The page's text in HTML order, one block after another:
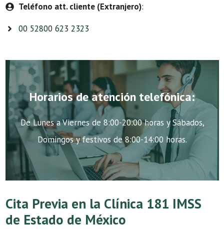
Teléfono att. cliente (Extranjero):
00 52800 623 2323
Horarios de atención telefónica:
De Lunes a Viernes de 8:00-20:00 horas y Sábados,
Domingos y festivos de 8:00-14:00 horas.
Cita Previa en la Clínica 181 IMSS
de Estado de México